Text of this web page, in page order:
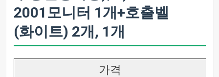
2001모니터 1개+호출벨
(화이트) 2개, 1개
가격